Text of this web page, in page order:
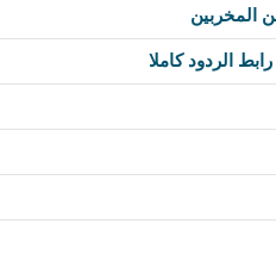
المخربين
الردود كاملا